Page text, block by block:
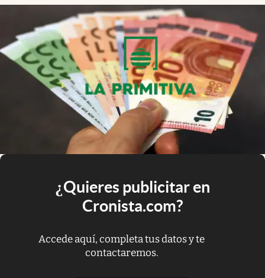
¿Quieres publicitar en
Cronista.com?
Accede aquí, completa tus datos y te
contactaremos.